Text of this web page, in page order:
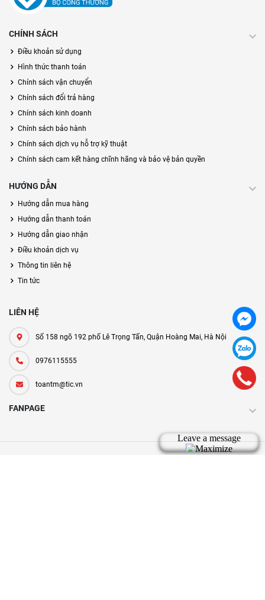
CHÍNH SÁCH
Điều khoản sử dụng
Hình thức thanh toán
Chính sách vận chuyển
Chính sách đổi trả hàng
Chính sách kinh doanh
Chính sách bảo hành
Chính sách dịch vụ hỗ trợ kỹ thuật
Chính sách cam kết hàng chĩnh hãng và bảo vệ bản quyền
HƯỚNG DẪN
Hướng dẫn mua hàng
Hướng dẫn thanh toán
Hướng dẫn giao nhận
Điều khoản dịch vụ
Thông tin liên hệ
Tin tức
LIÊN HỆ
Số 158 ngõ 192 phố Lê Trọng Tấn, Quận Hoàng Mai, Hà Nội
0976115555
toantm@tic.vn
FANPAGE